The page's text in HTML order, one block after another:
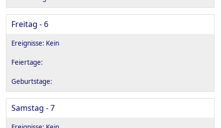
Freitag - 6
Samstag - 7